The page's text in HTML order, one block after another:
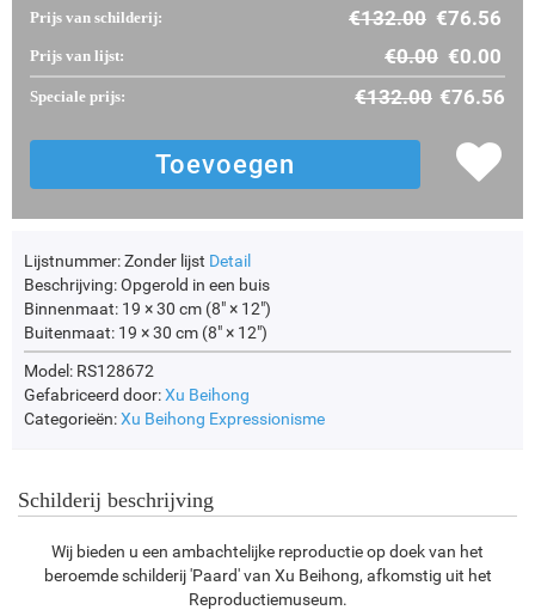
Prijs van schilderij: €132.00 €76.56
Prijs van lijst: €0.00 €0.00
Speciale prijs: €132.00 €76.56
Lijstnummer:Zonder lijst Detail
Beschrijving:Opgerold in een buis
Binnenmaat: 19 × 30 cm (8" × 12")
Buitenmaat: 19 × 30 cm (8" × 12")
Model: RS128672
Gefabriceerd door:Xu Beihong
Categorieën:Xu Beihong Expressionisme
Schilderij beschrijving
Wij bieden u een ambachtelijke reproductie op doek van het
beroemde schilderij 'Paard' van Xu Beihong, afkomstig uit het
Reproductiemuseum.